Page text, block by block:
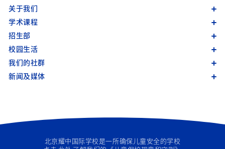
关于我们
学术课程
招生部
校园生活
我们的社群
新闻及媒体
北京耀中国际学校是一所确保儿童安全的学校